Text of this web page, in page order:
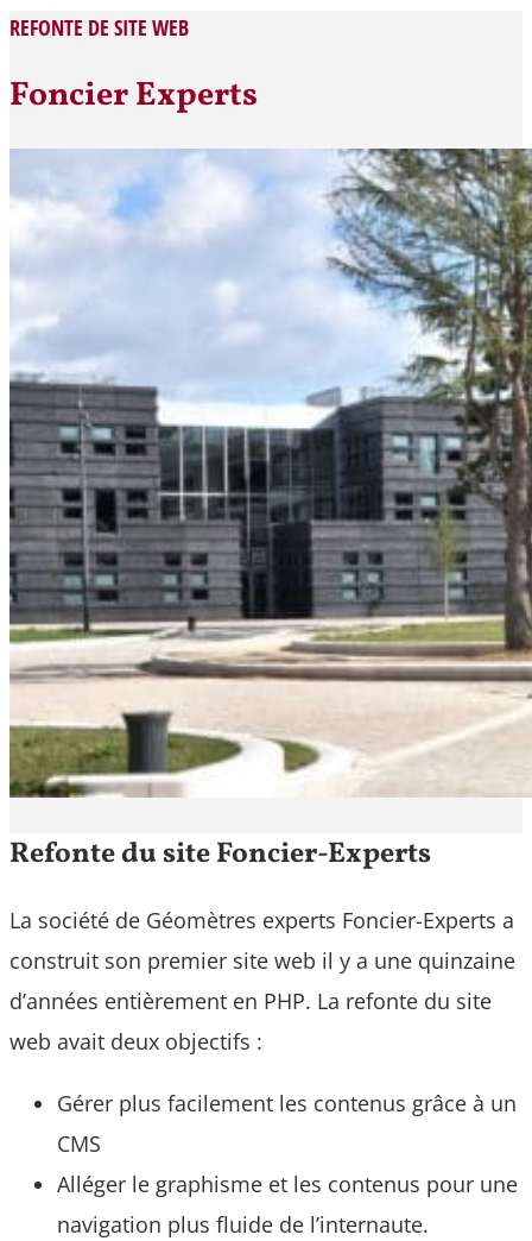
REFONTE DE SITE WEB
Foncier Experts
Refonte du site Foncier-Experts
La société de Géomètres experts Foncier-Experts a
construit son premier site web il y a une quinzaine
d’années entièrement en PHP. La refonte du site
web avait deux objectifs :
Gérer plus facilement les contenus grâce à un
CMS
Alléger le graphisme et les contenus pour une
navigation plus fluide de l’internaute.